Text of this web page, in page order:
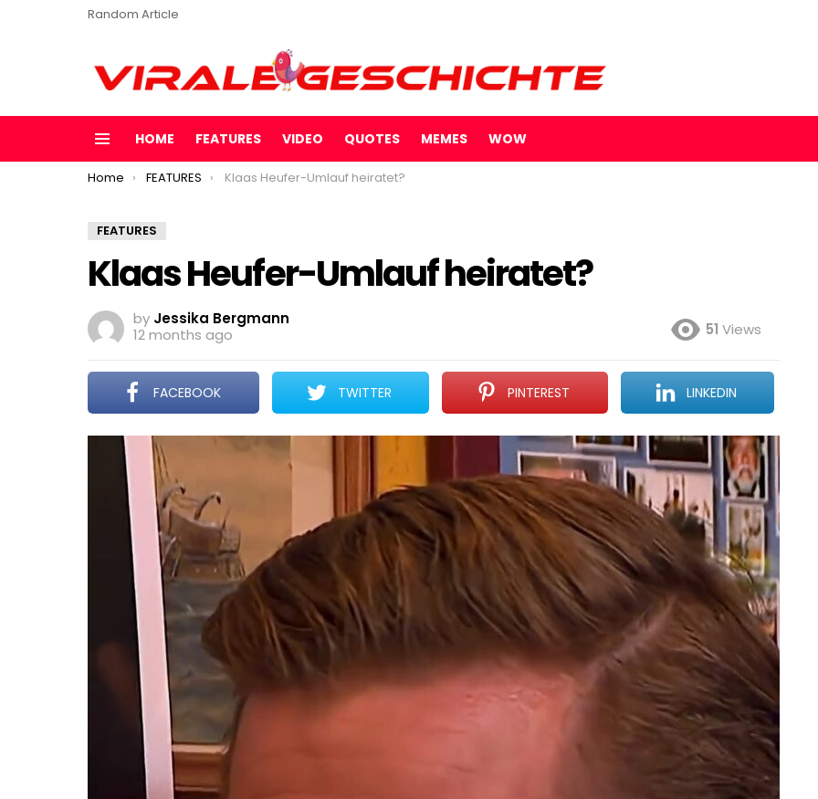
Random Article
HOME FEATURES VIDEO QUOTES MEMES WOW
You are here:
Home FEATURES Klaas Heufer-Umlauf heiratet?
FEATURES
Klaas Heufer-Umlauf heiratet?
by Jessika Bergmann
12 months ago
51 Views
FACEBOOK TWITTER PINTEREST LINKEDIN